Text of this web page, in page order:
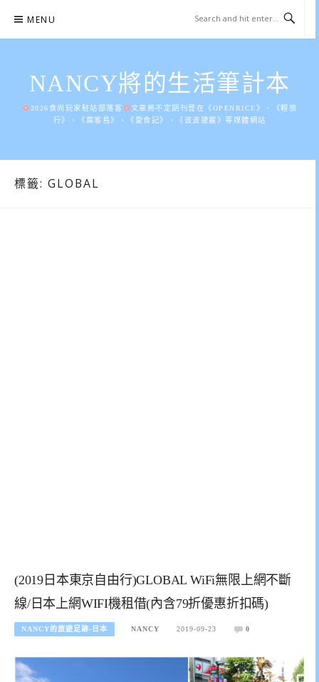
content
MENU
NANCY將的生活筆計本
2026食尚玩家駐站部落客
文章將不定期刊登在《OPENRICE》、《輕旅
行》、《窩客島》、《愛食記》、《波波黛麗》等媒體網站
標籤: GLOBAL
(2019日本東京自由行)GLOBAL WiFi無限上網不斷
線/日本上網WIFI機租借(內含79折優惠折扣碼)
NANCY的旅遊足跡-日本 NANCY 2019-09-23 0